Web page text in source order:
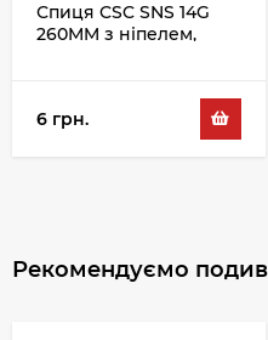
Спиця CSC SNS 14G
260MM з ніпелем,
6 грн.
Рекомендуємо